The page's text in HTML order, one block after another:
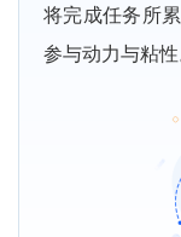
将完成任务所
参与动力与粘性